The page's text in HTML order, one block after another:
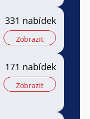
331 nabídek
Zobrazit
171 nabídek
Zobrazit